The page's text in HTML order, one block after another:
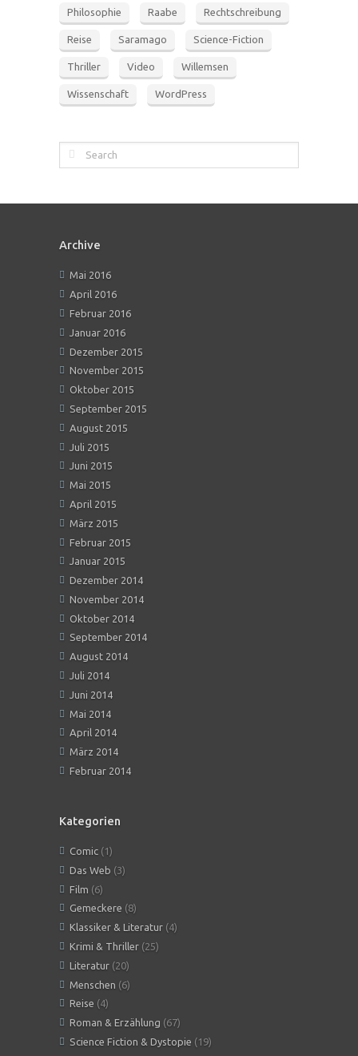
Philosophie Raabe Rechtschreibung
Reise Saramago Science-Fiction
Thriller Video Willemsen
Wissenschaft WordPress
Archive
Mai 2016
April 2016
Februar 2016
Januar 2016
Dezember 2015
November 2015
Oktober 2015
September 2015
August 2015
Juli 2015
Juni 2015
Mai 2015
April 2015
März 2015
Februar 2015
Januar 2015
Dezember 2014
November 2014
Oktober 2014
September 2014
August 2014
Juli 2014
Juni 2014
Mai 2014
April 2014
März 2014
Februar 2014
Kategorien
Comic (1)
Das Web (3)
Film (6)
Gemeckere (8)
Klassiker & Literatur (4)
Krimi & Thriller (25)
Literatur (20)
Menschen (6)
Reise (4)
Roman & Erzählung (67)
Science Fiction & Dystopie (19)